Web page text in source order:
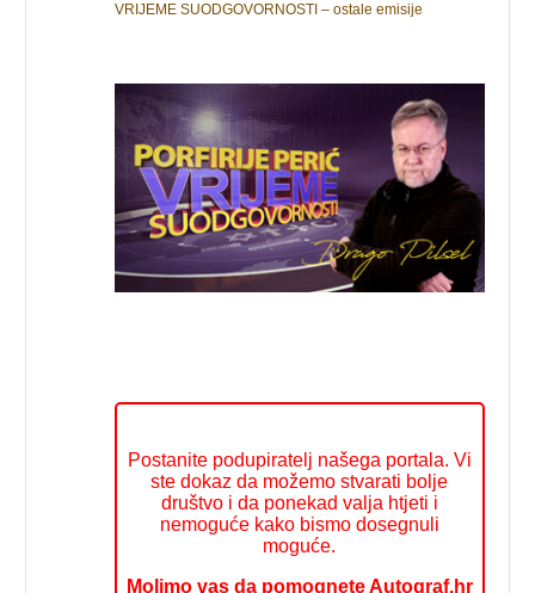
VRIJEME SUODGOVORNOSTI – ostale emisije
Postanite podupiratelj našega portala. Vi
ste dokaz da možemo stvarati bolje
društvo i da ponekad valja htjeti i
nemoguće kako bismo dosegnuli
moguće.
Molimo vas da pomognete Autograf.hr